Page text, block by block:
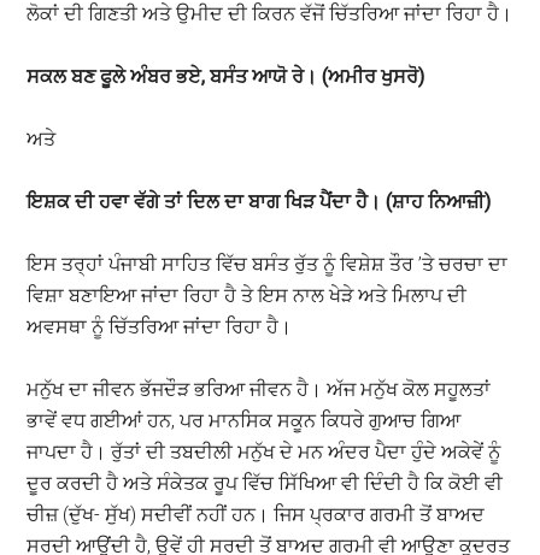
ਲੋਕਾਂ ਦੀ ਗਿਣਤੀ ਅਤੇ ਉਮੀਦ ਦੀ ਕਿਰਨ ਵੱਜੋਂ ਚਿੱਤਰਿਆ ਜਾਂਦਾ ਰਿਹਾ ਹੈ।
ਸਕਲ ਬਣ ਫੂਲੇ ਅੰਬਰ ਭਏ,ਬਸੰਤ ਆਯੋ ਰੇ। (ਅਮੀਰ ਖੁਸਰੋ)
ਅਤੇ
ਇਸ਼ਕ ਦੀ ਹਵਾ ਵੱਗੇ ਤਾਂ ਦਿਲ ਦਾ ਬਾਗ ਖਿੜ ਪੈਂਦਾ ਹੈ। (ਸ਼ਾਹ ਨਿਆਜ਼ੀ)
ਇਸ ਤਰ੍ਹਾਂ ਪੰਜਾਬੀ ਸਾਹਿਤ ਵਿੱਚ ਬਸੰਤ ਰੁੱਤ ਨੂੰ ਵਿਸ਼ੇਸ਼ ਤੌਰ ’ਤੇ ਚਰਚਾ ਦਾ
ਵਿਸ਼ਾ ਬਣਾਇਆ ਜਾਂਦਾ ਰਿਹਾ ਹੈ ਤੇ ਇਸ ਨਾਲ ਖੇੜੇ ਅਤੇ ਮਿਲਾਪ ਦੀ
ਅਵਸਥਾ ਨੂੰ ਚਿੱਤਰਿਆ ਜਾਂਦਾ ਰਿਹਾ ਹੈ।
ਮਨੁੱਖ ਦਾ ਜੀਵਨ ਭੱਜਦੌੜ ਭਰਿਆ ਜੀਵਨ ਹੈ। ਅੱਜ ਮਨੁੱਖ ਕੋਲ ਸਹੂਲਤਾਂ
ਭਾਵੇਂ ਵਧ ਗਈਆਂ ਹਨ, ਪਰ ਮਾਨਸਿਕ ਸਕੂਨ ਕਿਧਰੇ ਗੁਆਚ ਗਿਆ
ਜਾਪਦਾ ਹੈ। ਰੁੱਤਾਂ ਦੀ ਤਬਦੀਲੀ ਮਨੁੱਖ ਦੇ ਮਨ ਅੰਦਰ ਪੈਦਾ ਹੁੰਦੇ ਅਕੇਵੇਂ ਨੂੰ
ਦੂਰ ਕਰਦੀ ਹੈ ਅਤੇ ਸੰਕੇਤਕ ਰੂਪ ਵਿੱਚ ਸਿੱਖਿਆ ਵੀ ਦਿੰਦੀ ਹੈ ਕਿ ਕੋਈ ਵੀ
ਚੀਜ਼ (ਦੁੱਖ- ਸੁੱਖ) ਸਦੀਵੀਂ ਨਹੀਂ ਹਨ। ਜਿਸ ਪ੍ਰਕਾਰ ਗਰਮੀ ਤੋਂ ਬਾਅਦ
ਸਰਦੀ ਆਉਂਦੀ ਹੈ, ਉਵੇਂ ਹੀ ਸਰਦੀ ਤੋਂ ਬਾਅਦ ਗਰਮੀ ਵੀ ਆਉਣਾ ਕੁਦਰਤ